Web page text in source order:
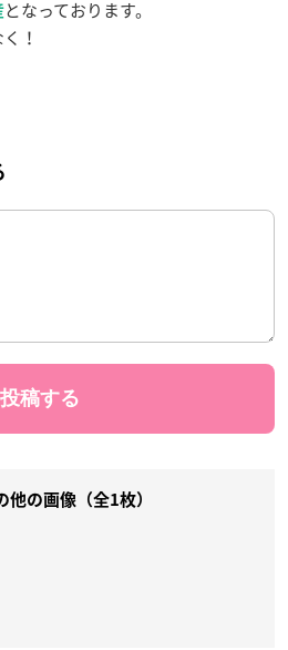
となっております。
！
他の画像（全1枚）